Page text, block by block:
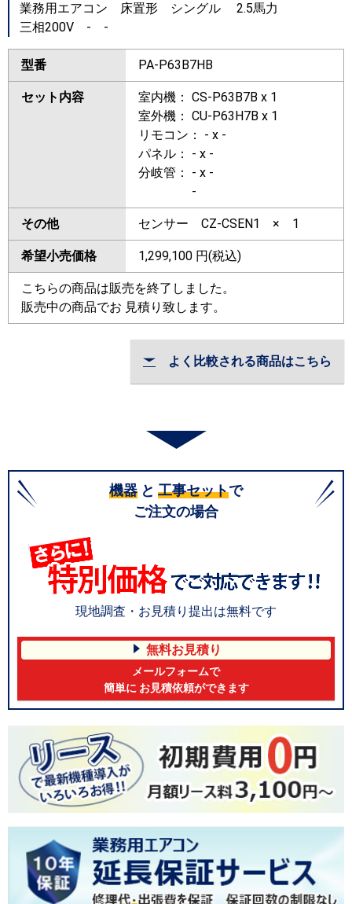
業務用エアコン 床置形 シングル 2.5馬力
三相200V - -
型番 PA-P63B7HB
セット内容
室内機： CS-P63B7B x 1
室外機： CU-P63H7B x 1
リモコン： - x -
パネル： - x -
分岐管： - x -
-
その他 センサー CZ-CSEN1 × 1
希望小売価格 1,299,100 円(税込)
こちらの商品は販売を終了しました。
販売中の商品でお 見積り致します。
よく比較される商品はこちら
機器 と 工事セットで
ご注文の場合
現地調査・お見積り提出は無料です
無料お見積り
メールフォームで
簡単に お見積依頼ができます